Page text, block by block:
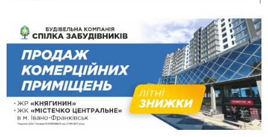
16:25
До +30°C і майже без опадів: синоптики розповіли про
погоду на Прикарпатті у найближчі дні
15:18
У Франківську мотоцикліст врізався в інший двоколісник,
збив жінку й утік: його розшукали та затримали
15:08
Частина школярів не матимуть фізичних підручників на 1
вересня через російські обстріли — МОН
14:43
На Рогатинщині рештки тварин спалювали просто в полі:
поліція розслідує отруєння земель